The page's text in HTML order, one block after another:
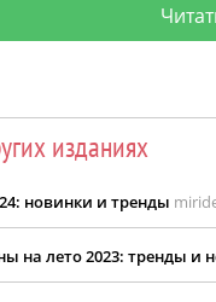
изданиях
новинки и тренды
на лето 2023: тренды и